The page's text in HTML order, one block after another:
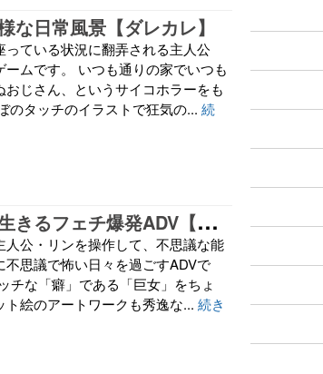
な日常風景【ダレカレ】
ている状況に翻弄される主人公
ムです。 いつも通りの家でいつも
じさん、というサイコホラーをも
のタッチのイラストで狂気の... 続
親
指サイズになって巨女の監視下を生きるフェチ爆発ADV【SAEKO: Giantess Dating Sim】
公・リンを操作して、不思議な能
思議で怖い日々を過ごすADVで
チな「癖」である「巨女」をちょ
絵のアートワークも秀逸な... 続き